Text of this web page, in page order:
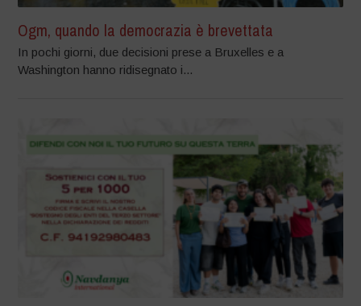
Ogm, quando la democrazia è brevettata
In pochi giorni, due decisioni prese a Bruxelles e a
Washington hanno ridisegnato i...